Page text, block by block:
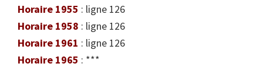
Horaire 1955 : ligne 126
Horaire 1958 : ligne 126
Horaire 1961 : ligne 126
Horaire 1965 : ***